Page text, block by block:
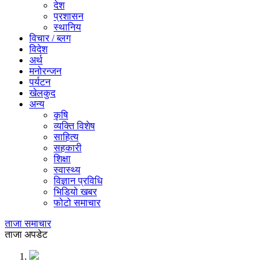
देश
प्रशासन
स्थानिय
विचार / ब्लग
विदेश
अर्थ
मनोरन्जन
पर्यटन
खेलकुद
अन्य
कृषि
व्यक्ति विशेष
साहित्य
सहकारी
शिक्षा
स्वास्थ्य
विज्ञान प्रविधि
भिडियो खबर
फोटो समाचार
ताजा समाचार
ताजा अपडेट